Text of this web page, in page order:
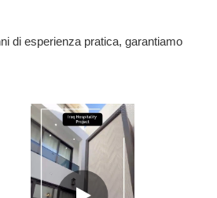
di esperienza pratica, garantiamo